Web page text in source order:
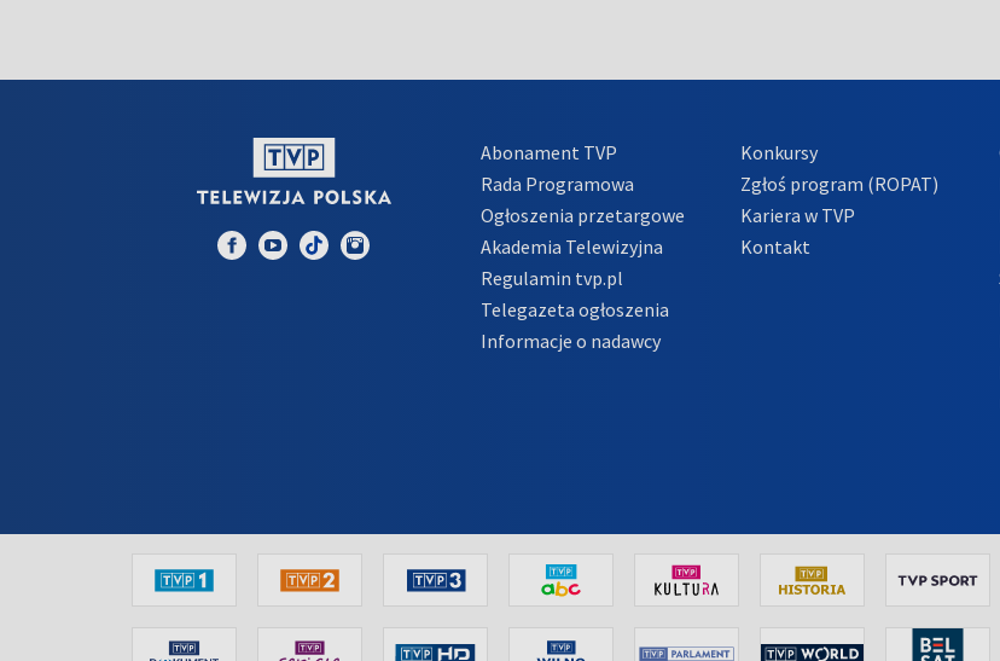
Abonament TVP
Rada Programowa
Ogłoszenia przetargowe
Akademia Telewizyjna
Regulamin tvp.pl
Telegazeta ogłoszenia
Informacje o nadawcy
Konkursy
Zgłoś program (ROPAT)
Kariera w TVP
Kontakt